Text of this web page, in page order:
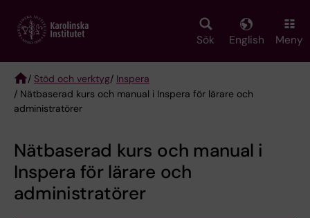
main
Sök English Meny
Breadcrumb
/ Stöd och verktyg/ Inspera
/ Nätbaserad kurs och manual i Inspera för lärare och
administratörer
Nätbaserad kurs och manual i
Inspera för lärare och
administratörer